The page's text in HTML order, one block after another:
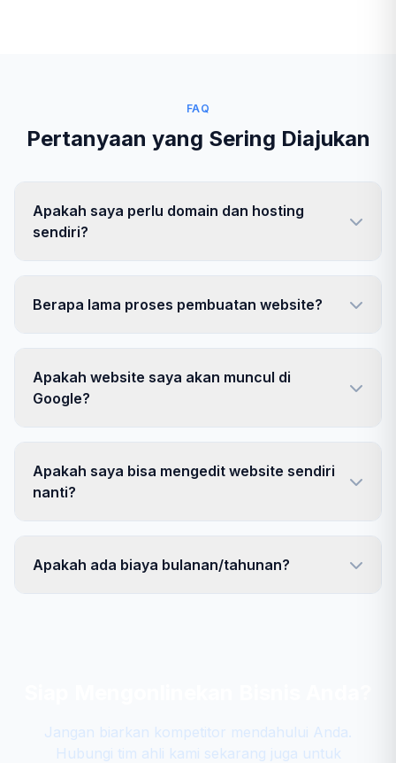
FAQ
Pertanyaan yang Sering Diajukan
Apakah saya perlu domain dan hosting
sendiri?
Berapa lama proses pembuatan website?
Apakah website saya akan muncul di
Google?
Apakah saya bisa mengedit website sendiri
nanti?
Apakah ada biaya bulanan/tahunan?
Jangan biarkan kompetitor mendahului Anda.
Hubungi tim ahli kami sekarang juga untuk